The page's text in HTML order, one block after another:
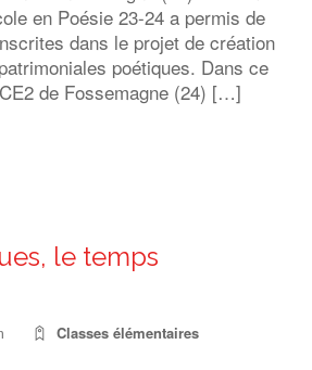
en Poésie 23-24 a permis de
dans le projet de création
poétiques. Dans ce
de Fossemagne (24) […]
le temps
Classes élémentaires